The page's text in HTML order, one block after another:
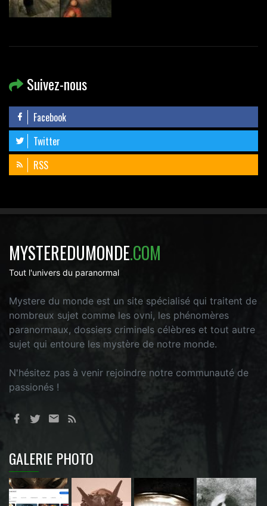
Suivez-nous
Facebook
Twitter
RSS
MYSTEREDUMONDE.COM
Tout l'univers du paranormal
Mystere du monde est un site spécialisé qui traitent de
nombreux sujet comme les ovni, les phénomères
paranormaux, dossiers criminels célèbres et tout autre
sujet qui entoure les mystère de notre monde.
N'hésitez pas à venir rejoindre notre communauté de
passionés !
GALERIE PHOTO